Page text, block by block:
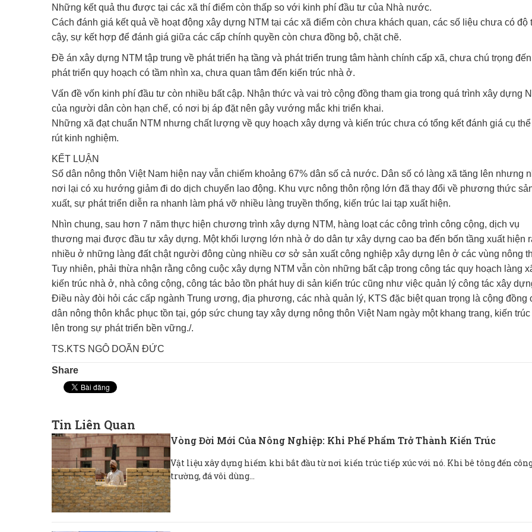
Những kết quả thu được tại các xã thí điểm còn thấp so với kinh phí đầu tư của Nhà nước.
Cách đánh giá kết quả về hoạt động xây dựng NTM tại các xã điểm còn chưa khách quan, các số liệu chưa có độ
cậy, sự kết hợp để đánh giá giữa các cấp chính quyền còn chưa đồng bộ, chặt chẽ.
Đề án xây dựng NTM tập trung về phát triển hạ tầng và phát triển trung tâm hành chính cấp xã, chưa chú trọng đến
phát triển quy hoạch có tầm nhìn xa, chưa quan tâm đến kiến trúc nhà ở.
Vấn đề vốn kinh phí đầu tư còn nhiều bất cập. Nhận thức và vai trò cộng đồng tham gia trong quá trình xây dựng
của người dân còn hạn chế, có nơi bị áp đặt nên gây vướng mắc khi triển khai.
Những xã đạt chuẩn NTM nhưng chất lượng về quy hoạch xây dựng và kiến trúc chưa có tổng kết đánh giá cụ
rút kinh nghiệm.
KẾT LUẬN
Số dân nông thôn Việt Nam hiện nay vẫn chiếm khoảng 67% dân số cả nước. Dân số có làng xã tăng lên nhưng
nơi lại có xu hướng giảm đi do dịch chuyển lao động. Khu vực nông thôn rộng lớn đã thay đổi về phương thức
xuất, sự phát triển diễn ra nhanh làm phá vỡ nhiều làng truyền thống, kiến trúc lai tạp xuất hiện.
Nhìn chung, sau hơn 7 năm thực hiện chương trình xây dựng NTM, hàng loạt các công trình công cộng, dịch vụ
thương mại được đầu tư xây dựng. Một khối lượng lớn nhà ở do dân tự xây dựng cao ba đến bốn tầng xuất hiện
nhiều ở những làng đất chật người đông cùng nhiều cơ sở sản xuất công nghiệp xây dựng lên ở các vùng nông
Tuy nhiên, phải thừa nhận rằng công cuộc xây dựng NTM vẫn còn những bất cập trong công tác quy hoạch làng
kiến trúc nhà ở, nhà công cộng, công tác bảo tồn phát huy di sản kiến trúc cũng như việc quản lý công tác xây
Điều này đòi hỏi các cấp ngành Trung ương, địa phương, các nhà quản lý, KTS đặc biệt quan trọng là cộng đồng
dân nông thôn khắc phục tồn tại, góp sức chung tay xây dựng nông thôn Việt Nam ngày một khang trang, kiến
lên trong sự phát triển bền vững./.
TS.KTS NGÔ DOÃN ĐỨC
Share
Tin Liên Quan
Vòng Đời Mới Của Nông Nghiệp: Khi Phế Phẩm Trở Thành Kiến Trúc
Vật liệu xây dựng hiếm khi bắt đầu từ nơi kiến ​​trúc tiếp xúc với nó. Khi bê tông đến
trường, đá vôi dùng...